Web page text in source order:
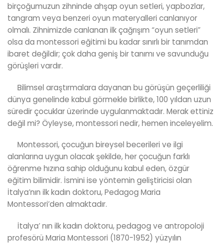
birçoğumuzun zihninde ahşap oyun setleri, yapbozlar,
tangram veya benzeri oyun materyalleri canlanıyor
olmalı. Zihnimizde canlanan ilk çağrışım “oyun setleri”
olsa da montessori eğitimi bu kadar sınırlı bir tanımdan
ibaret değildir; çok daha geniş bir tanımı ve savunduğu
görüşleri vardır.
Bilimsel araştırmalara dayanan bu görüşün geçerliliği
dünya genelinde kabul görmekle birlikte, 100 yıldan uzun
süredir çocuklar üzerinde uygulanmaktadır. Merak ettiniz
değil mi? Öyleyse, montessori nedir, hemen inceleyelim.
Montessori, çocuğun bireysel becerileri ve ilgi
alanlarına uygun olacak şekilde, her çocuğun farklı
öğrenme hızına sahip olduğunu kabul eden, özgür
eğitim bilimidir. İsmini ise yöntemin geliştiricisi olan
İtalya’nın ilk kadın doktoru, Pedagog Maria
Montessori’den almaktadır.
İtalya’ nın ilk kadın doktoru, pedagog ve antropoloji
profesörü Maria Montessori (1870-1952) yüzyılın